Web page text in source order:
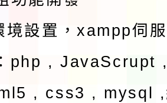
境設置，xampp伺
php , JavaScrupt
, css3 , mysql ,